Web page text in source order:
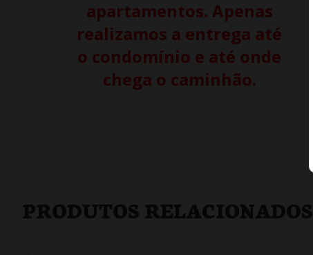
PRODUTOS RELACIONADOS
apartamentos. Apenas
realizamos a entrega até
o condomínio e até onde
chega o caminhão.